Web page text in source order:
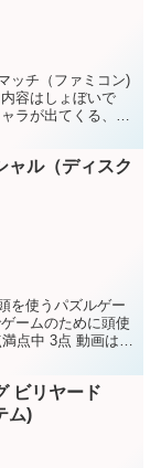
ッチ（ファミコン)
容はしょぼいで
ラが出てくる、左
ャル（ディスク
を使うパズルゲー
ームのために頭使
点中 3点 動画は無
ビリヤード
ム)